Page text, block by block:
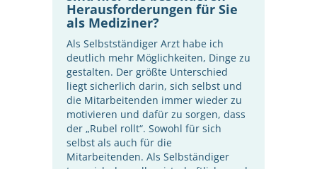
Herausforderungen für Sie
als Mediziner?
Als Selbstständiger Arzt habe ich
deutlich mehr Möglichkeiten, Dinge zu
gestalten. Der größte Unterschied
liegt sicherlich darin, sich selbst und
die Mitarbeitenden immer wieder zu
motivieren und dafür zu sorgen, dass
der „Rubel rollt“. Sowohl für sich
selbst als auch für die
Mitarbeitenden. Als Selbständiger